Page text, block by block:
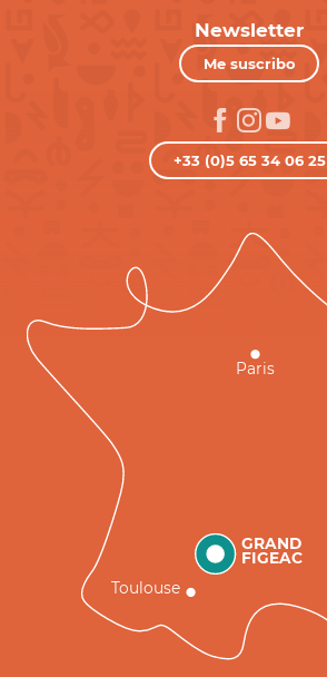
Newsletter
Me suscribo
+33 (0)5 65 34 06 25
GRAND
FIGEAC
Toulouse
Paris